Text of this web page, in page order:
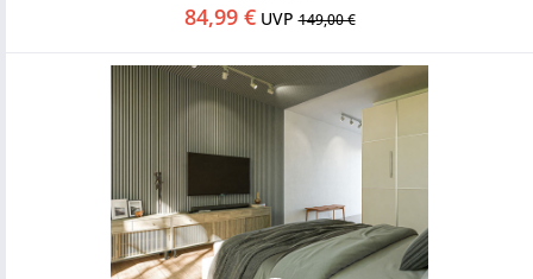
84,99 €UVP149,00 €